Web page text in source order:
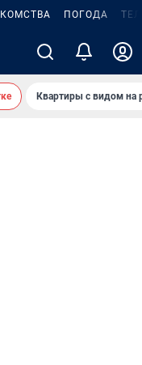
ПОГОДА
Квартиры с видом на